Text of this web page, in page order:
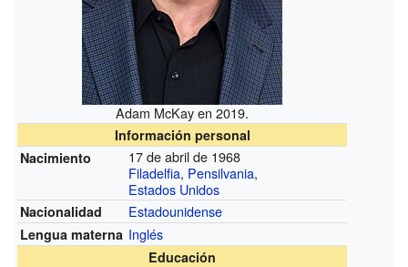
Adam McKay en 2019.
Información personal
Nacimiento
17 de abril de 1968
Filadelfia, Pensilvania,
Estados Unidos
Nacionalidad Estadounidense
Lengua materna Inglés
Educación